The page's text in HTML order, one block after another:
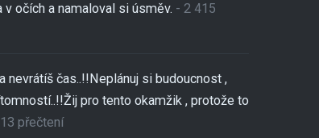
očích a namaloval si úsměv. - 2 415
nevrátíš čas..!!Neplánuj si budoucnost ,
pro tento okamžik , protože to
přečtení